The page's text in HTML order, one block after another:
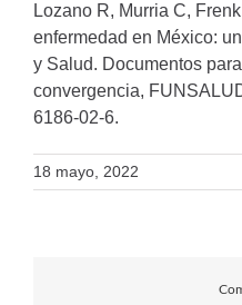
Lozano R, Murria C,
enfermedad en México:
y Salud. Documentos
convergencia,
6186-02-6.
18 mayo, 2022